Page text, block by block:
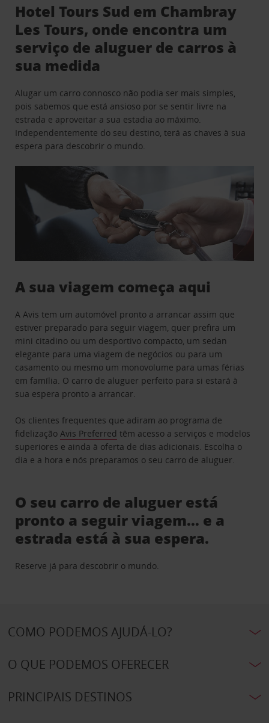
Hotel Tours Sud em Chambray
Les Tours, onde encontra um
serviço de aluguer de carros à
sua medida
Alugar um carro connosco não podia ser mais simples,
pois sabemos que está ansioso por se sentir livre na
estrada e aproveitar a sua estadia ao máximo.
Independentemente do seu destino, terá as chaves à sua
espera para descobrir o mundo.
A sua viagem começa aqui
A Avis tem um automóvel pronto a arrancar assim que
estiver preparado para seguir viagem, quer prefira um
mini citadino ou um desportivo compacto, um sedan
elegante para uma viagem de negócios ou para um
casamento ou mesmo um monovolume para umas férias
em família. O carro de aluguer perfeito para si estará à
sua espera pronto a arrancar.
Os clientes frequentes que adiram ao programa de
fidelizaçãoAvis Preferred têm acesso a serviços e modelos
superiores e ainda à oferta de dias adicionais. Escolha o
dia e a hora e nós preparamos o seu carro de aluguer.
O seu carro de aluguer está
pronto a seguir viagem… e a
estrada está à sua espera.
Reserve já para descobrir o mundo.
COMO PODEMOS AJUDÁ-LO?
O QUE PODEMOS OFERECER
PRINCIPAIS DESTINOS